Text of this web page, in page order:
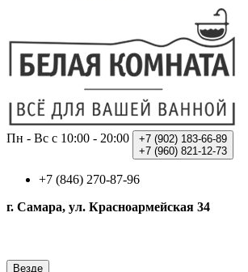
Пн - Вс с 10:00 - 20:00 +7 (902) 183-66-89
+7 (960) 821-12-73
+7 (846) 270-87-96
г. Самара, ул. Красноармейская 34
Везде